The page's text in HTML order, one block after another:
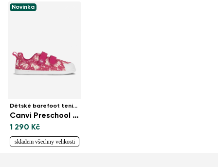
Novinka
Dětské barefoot tenisky
Canvi Preschool - Unicorn
1 290 Kč
skladem všechny velikosti